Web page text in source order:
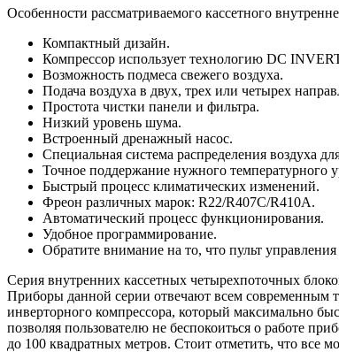
Особенности рассматриваемого кассетного
Компактный дизайн.
Компрессор использует технологию DC
Возможность подмеса свежего воздуха.
Подача воздуха в двух, трех или четырех
Простота чистки панели и фильтра.
Низкий уровень шума.
Встроенный дренажный насос.
Специальная система распределения воздуха
Точное поддержание нужного температурного
Быстрый процесс климатических изменений.
Фреон различных марок: R22/R407C/R410A.
Автоматический процесс функционирования.
Удобное программирование.
Обратите внимание на то, что пульт
Серия внутренних кассетных четырехпоточных
Приборы данной серии отвечают всем современным
инверторного компрессора, который максимально
позволяя пользователю не беспокоиться о работе
до 100 квадратных метров. Стоит отметить, что все